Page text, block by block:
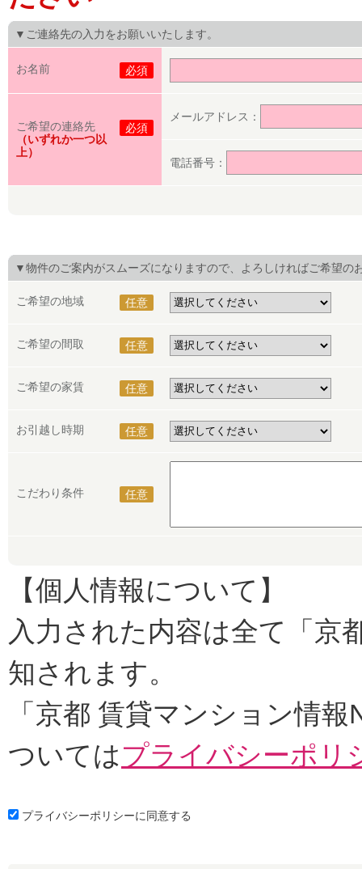
▼ご連絡先の入力をお願いいたします。
お名前 必須
ご希望の連絡先
必須
（いずれか一つ以
上）
メールアドレス：
電話番号：
▼物件のご案内がスムーズになりますので、よろしければご希望の
ご希望の地域 任意
ご希望の間取 任意
ご希望の家賃 任意
お引越し時期 任意
こだわり条件 任意
【個人情報について】
入力された内容は全て「京
知されます。
「京都 賃貸マンション情
ついてはプライバシーポリ
プライバシーポリシーに同意する